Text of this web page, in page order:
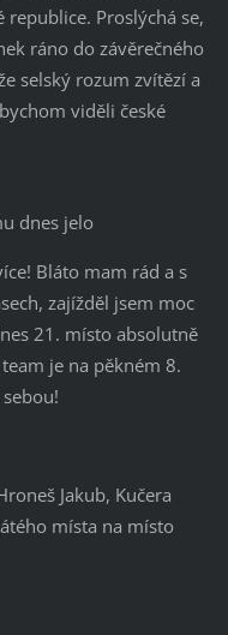
republice. Proslýchá se,
ráno do závěrečného
selský rozum zvítězí a
viděli české
dnes jelo
Bláto mam rád a s
zajížděl jsem moc
21. místo absolutně
je na pěkném 8.
Jakub, Kučera
místa na místo